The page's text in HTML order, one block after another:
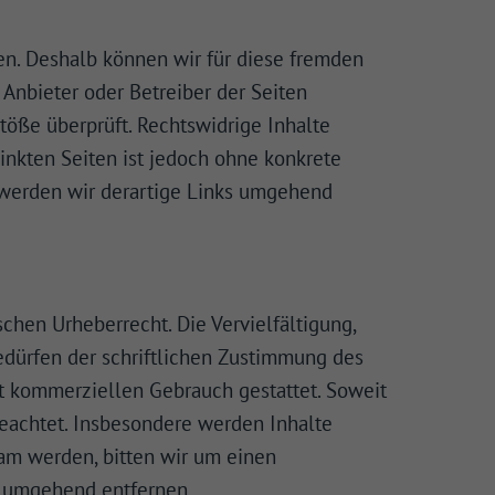
Deshalb können wir für diese fremden
oder Betreiber der Seiten
überprüft. Rechtswidrige Inhalte
Seiten ist jedoch ohne konkrete
wir derartige Links umgehend
Urheberrecht. Die Vervielfältigung,
der schriftlichen Zustimmung des
Gebrauch gestattet. Soweit
Insbesondere werden Inhalte
werden, bitten wir um einen
entfernen.